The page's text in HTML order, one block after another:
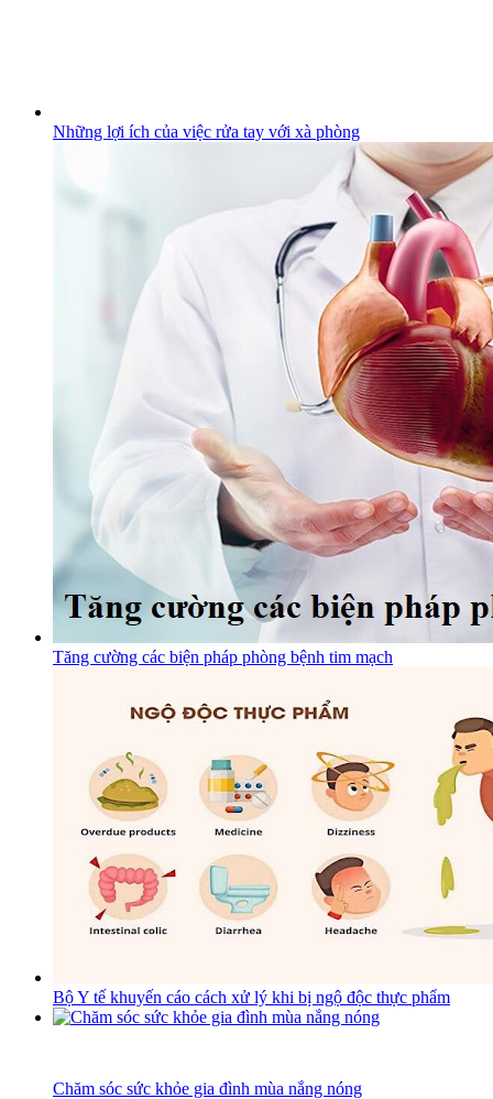
Những lợi ích của việc rửa tay với xà phòng
Tăng cường các biện pháp phòng bệnh tim mạch
Bộ Y tế khuyến cáo cách xử lý khi bị ngộ độc thực phẩm
Chăm sóc sức khỏe gia đình mùa nắng nóng